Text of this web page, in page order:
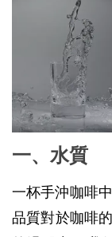
一、水質
一杯手沖咖啡
品質對於咖啡